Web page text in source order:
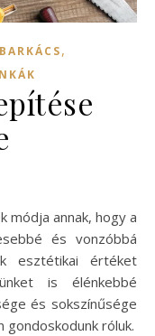
,
és vonzóbbá
esztétikai értéket
is élénkebbé
és sokszínűsége
róluk.